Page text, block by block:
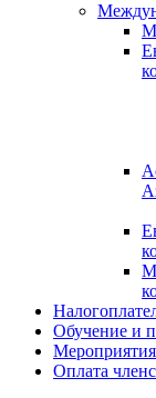
Обучение и
Мероприятия
Оплата